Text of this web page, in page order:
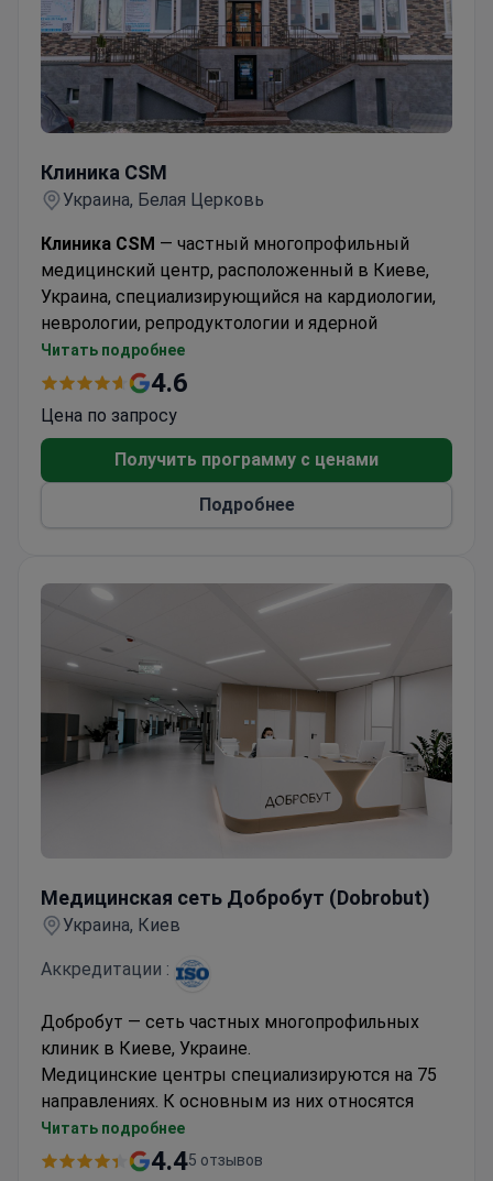
высокомощный дизельный генератор
электричества. На базе центра клиники можно
пройтичек-ап— комплексное обследование
здоровья.
Клиника CSM
Украина, Белая Церковь
Клиника CSM — частный многопрофильный
медицинский центр, расположенный в Киеве,
Украина, специализирующийся на кардиологии,
неврологии, репродуктологии и ядерной
медицине. В клинике применяется терапия
стволовыми клетками как современный и
восстановления. Стволовые клетки
используются для восстановления
повреждённых тканей, стимуляции регенерации
и улучшения функций органов и систем
организма.
Ускоренное восстановление после травм и
Поддержку при заболеваниях нервной
системы, таких как аутизм, детский
церебральный паралич (ДЦП) и
посттравматическое стрессовое
расстройство (ПТСР).
Клиника CSM оказывает помощь как взрослым,
так и детям, принимая около 7 000 пациентов
ежегодно. Большинство пациентов приезжают
из стран СНГ, Европы и стран Содружества.
Читать подробнее
4.6
Цена по запросу
Получить программу с ценами
Подробнее
Медицинская сеть Добробут (Dobrobut)
Украина, Киев
Аккредитации :
Добробут — сеть частных многопрофильных
клиник в Киеве, Украине.
Медицинские центры специализируются на 75
направлениях. К основным из них относятся
онкология, кардиохирургия, эндоваскулярная
хирургия, пластическая хирургия, ортопедия и
Читать подробнее
4.45 отзывов